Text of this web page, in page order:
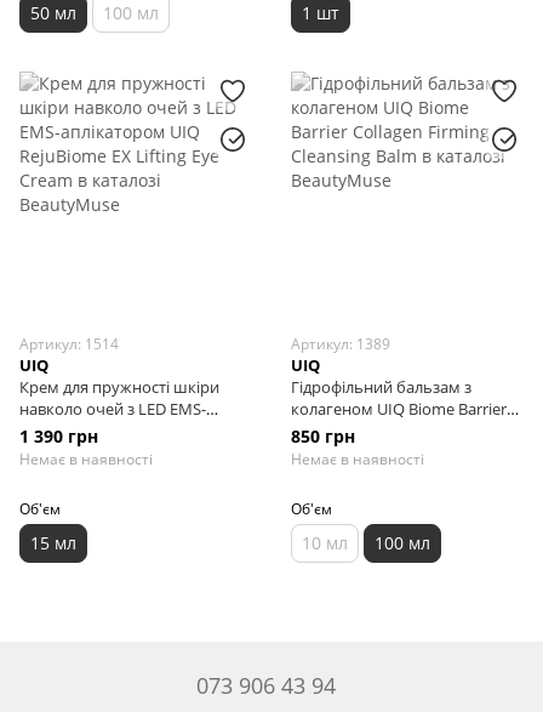
50 мл 100 мл 1 шт
Артикул: 1514
UIQ
Крем для пружності шкіри
навколо очей з LED EMS-
аплікатором UIQ RejuBiome EX
Lifting Eye Cream, 15 мл
1 390 грн
Немає в наявності
Об'єм
15 мл
Артикул: 1389
UIQ
Гідрофільний бальзам з
колагеном UIQ Biome Barrier
Collagen Firming Cleansing
Balm, 100 мл
850 грн
Немає в наявності
Об'єм
10 мл 100 мл
073 906 43 94